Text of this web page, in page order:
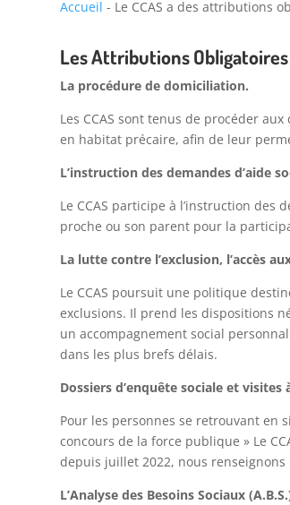
Accueil - Le CCAS a des attributions
Les Attributions Obligatoires
La procédure de domiciliation.
Les CCAS sont tenus de procéder
en habitat précaire, afin de leur
L’instruction des demandes d’aide
Le CCAS participe à l’instruction des
proche ou son parent pour la
La lutte contre l’exclusion, l’accès
Le CCAS poursuit une politique
exclusions. Il prend les dispositions
un accompagnement social
dans les plus brefs délais.
Dossiers d’enquête sociale et visites
Pour les personnes se retrouvant en
concours de la force publique » Le
depuis juillet 2022, nous renseignons
L’Analyse des Besoins Sociaux